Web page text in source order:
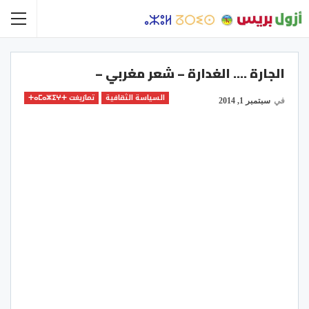
الجارة …. الغدارة – شعر مغربي –
السياسة الثقافية تمازيغت ⵜⴰⵎⴰⵣⵉⵖⵜ في سبتمبر 1, 2014